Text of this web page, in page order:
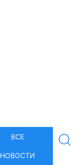
ВСЕ
НОВОСТИ